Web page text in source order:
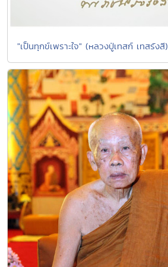
"เป็นทุกข์เพราะใจ" (หลวงปู่เทสก์ เทสรังสี)